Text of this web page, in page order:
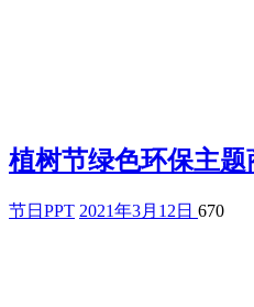
植树节绿色环保主
节日PPT 2021年3月12日 670